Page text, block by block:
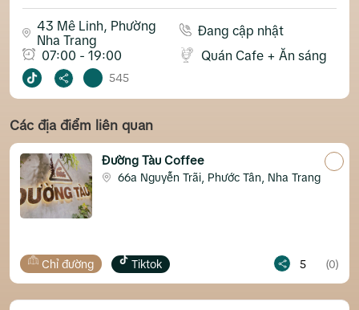
43 Mê Linh, Phường
Nha Trang
Đang cập nhật
07:00 - 19:00
Quán Cafe + Ăn sáng
545
Các địa điểm liên quan
Đường Tàu Coffee
66a Nguyễn Trãi, Phước Tân, Nha Trang
Chỉ đường Tiktok 5 (0)